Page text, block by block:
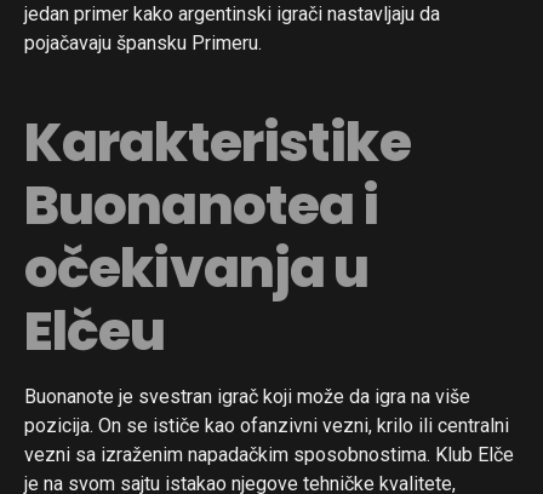
jedan primer kako argentinski igrači nastavljaju da
pojačavaju špansku Primeru.
Karakteristike
Buonanotea i
očekivanja u
Elčeu
Buonanote je svestran igrač koji može da igra na više
pozicija. On se ističe kao ofanzivni vezni, krilo ili centralni
vezni sa izraženim napadačkim sposobnostima. Klub Elče
je na svom sajtu istakao njegove tehničke kvalitete,